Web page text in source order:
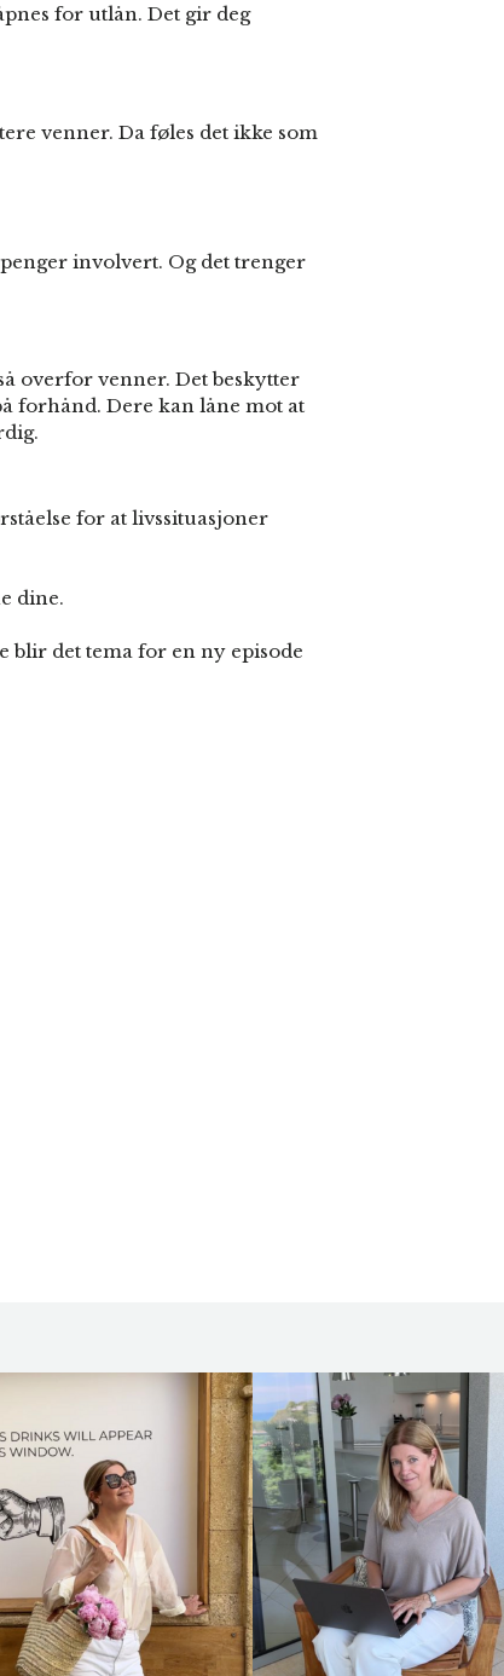
for utlån. Det gir deg
venner. Da føles det ikke som
involvert. Og det trenger
overfor venner. Det beskytter
forhånd. Dere kan låne mot at
for at livssituasjoner
dine.
blir det tema for en ny episode